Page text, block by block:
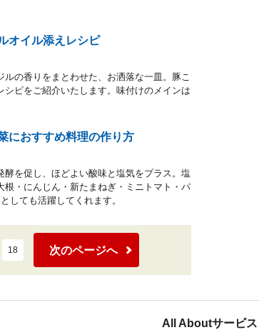
オイル添えレシピ
の香りをまとわせた、お洒落な一皿。豚こ
ピをご紹介いたします。味付けのメインは
におすすめ料理の作り方
を促し、ほどよい酸味と塩気をプラス。塩
・にんじん・新たまねぎ・ミニトマト・パ
しても活躍してくれます。
18 次のページへ
All Aboutサービ